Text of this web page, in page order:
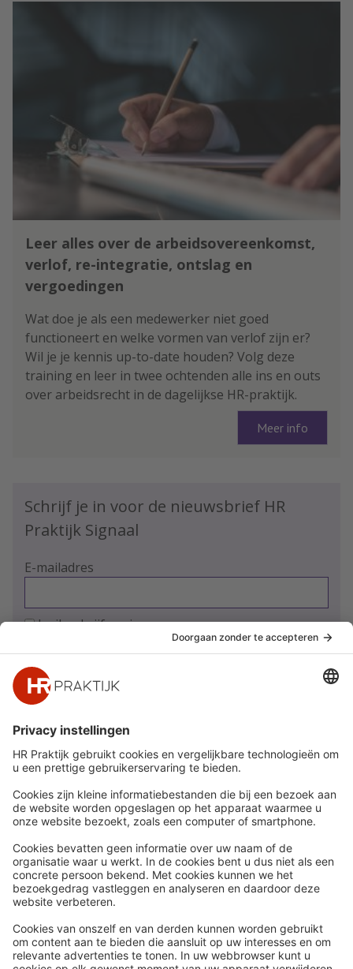
Leer alles over de arbeidsovereenkomst,
verlof, re-integratie, ontslag en
vergoedingen
Wat doe je als een medewerker niet goed
functioneert en welke vormen van verlof zijn er?
Wil je je kennis up-to-date houden? Volg deze
training en leer in twee ochtenden alle ins en outs
over arbeidsrecht in de dagelijkse HR-praktijk.
Meer info
Schrijf je in voor de nieuwsbrief HR
Praktijk Signaal
E-mailadres
Ja, ik schrijf me in
Snel naar
Nieuws
Whitepapers
Webinars
Word lid
Contact
Meer
HR Academy
HR Podcast
CHRO
HR Day
Volg Ons